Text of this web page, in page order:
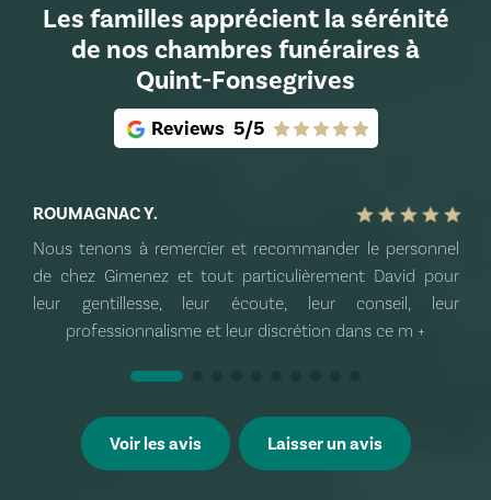
Les familles apprécient la sérénité
de nos chambres funéraires à
Quint-Fonsegrives
Reviews 5/5
ROUMAGNAC Y.
Nous tenons à remercier et recommander le personnel
de chez Gimenez et tout particulièrement David pour
leur gentillesse, leur écoute, leur conseil, leur
professionnalisme et leur discrétion dans ce m +
Voir les avis Laisser un avis